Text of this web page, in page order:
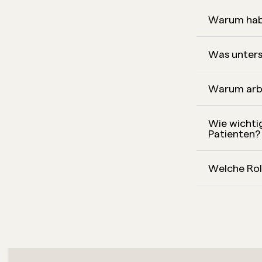
Warum
Was
Warum
Wie
Patienten?
Welche